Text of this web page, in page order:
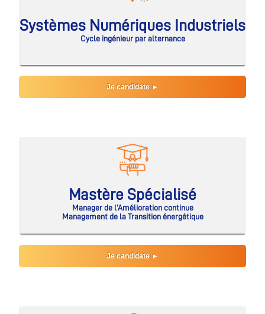
Systèmes Numériques Industriels
Cycle ingénieur par alternance
Je candidate ►
Mastère Spécialisé
Manager de l’Amélioration continue
Management de la Transition énergétique
Je candidate ►